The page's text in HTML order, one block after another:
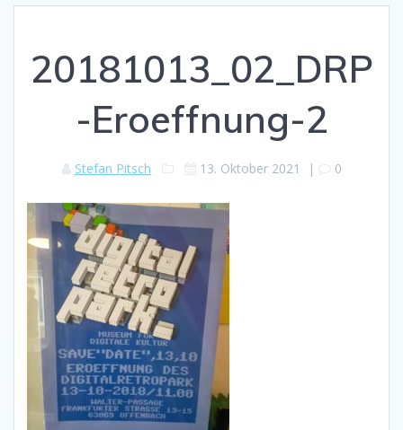
20181013_02_DRP
-Eroeffnung-2
Stefan Pitsch 13. Oktober 2021 | 0